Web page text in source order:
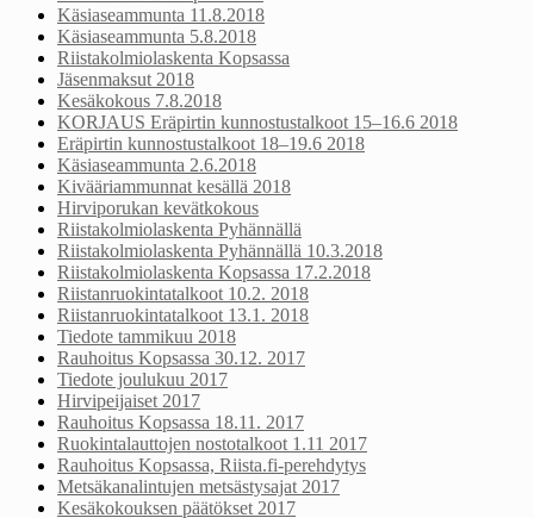
Käsiaseammunta 11.8.2018
Käsiaseammunta 5.8.2018
Riistakolmiolaskenta Kopsassa
Jäsenmaksut 2018
Kesäkokous 7.8.2018
KORJAUS Eräpirtin kunnostustalkoot 15–16.6 2018
Eräpirtin kunnostustalkoot 18–19.6 2018
Käsiaseammunta 2.6.2018
Kivääriammunnat kesällä 2018
Hirviporukan kevätkokous
Riistakolmiolaskenta Pyhännällä
Riistakolmiolaskenta Pyhännällä 10.3.2018
Riistakolmiolaskenta Kopsassa 17.2.2018
Riistanruokintatalkoot 10.2. 2018
Riistanruokintatalkoot 13.1. 2018
Tiedote tammikuu 2018
Rauhoitus Kopsassa 30.12. 2017
Tiedote joulukuu 2017
Hirvipeijaiset 2017
Rauhoitus Kopsassa 18.11. 2017
Ruokintalauttojen nostotalkoot 1.11 2017
Rauhoitus Kopsassa, Riista.fi-perehdytys
Metsäkanalintujen metsästysajat 2017
Kesäkokouksen päätökset 2017